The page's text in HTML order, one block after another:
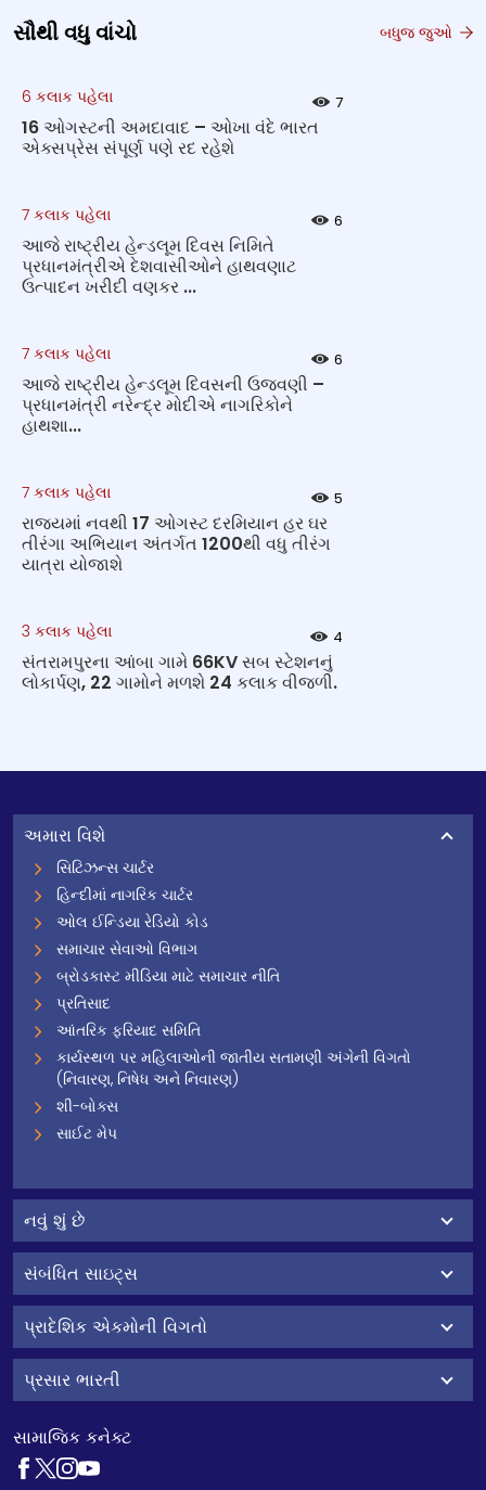
સૌથી વધુ વાંચો બધુજ જુઓ
6 કલાક પહેલા 7
16 ઓગસ્ટની અમદાવાદ – ઓખા વંદે ભારત
એક્સપ્રેસ સંપૂર્ણ પણે રદ રહેશે
7 કલાક પહેલા 6
આજે રાષ્ટ્રીય હેન્ડલૂમ દિવસ નિમિતે
પ્રધાનમંત્રીએ દેશવાસીઓને હાથવણાટ
ઉત્પાદન ખરીદી વણકર ...
7 કલાક પહેલા 6
આજે રાષ્ટ્રીય હેન્ડલૂમ દિવસની ઉજવણી –
પ્રધાનમંત્રી નરેન્દ્ર મોદીએ નાગરિકોને
હાથશા...
7 કલાક પહેલા 5
રાજ્યમાં નવથી 17 ઓગસ્ટ દરમિયાન હર ઘર
તીરંગા અભિયાન અંતર્ગત 1200થી વધુ તીરંગ
યાત્રા યોજાશે
3 કલાક પહેલા 4
સંતરામપુરના આંબા ગામે 66KV સબ સ્ટેશનનું
લોકાર્પણ, 22 ગામોને મળશે 24 કલાક વીજળી.
અમારા વિશે
સિટિઝન્સ ચાર્ટર
હિન્દીમાં નાગરિક ચાર્ટર
ઓલ ઈન્ડિયા રેડિયો કોડ
સમાચાર સેવાઓ વિભાગ
બ્રોડકાસ્ટ મીડિયા માટે સમાચાર નીતિ
પ્રતિસાદ
આંતરિક ફરિયાદ સમિતિ
કાર્યસ્થળ પર મહિલાઓની જાતીય સતામણી અંગેની વિગતો
(નિવારણ, નિષેધ અને નિવારણ)
શી-બોક્સ
સાઈટ મેપ
નવું શું છે
સંબંધિત સાઇટ્સ
પ્રાદેશિક એકમોની વિગતો
પ્રસાર ભારતી
સામાજિક કનેક્ટ